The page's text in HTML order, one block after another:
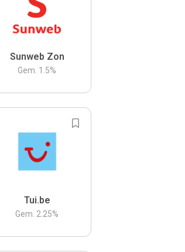
Sunweb Zon
Gem. 1.5%
Tui.be
Gem. 2.25%